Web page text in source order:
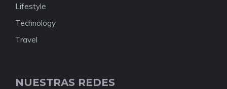
Lifestyle
Technology
Travel
NUESTRAS REDES